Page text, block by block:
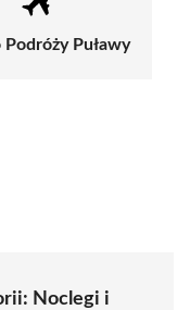
Podróży Puławy
Noclegi i